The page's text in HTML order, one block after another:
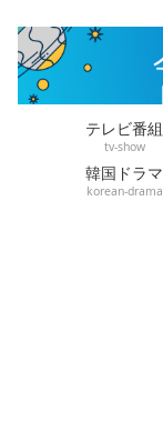
テレビ番組
tv-show
韓国ドラマ
korean-drama